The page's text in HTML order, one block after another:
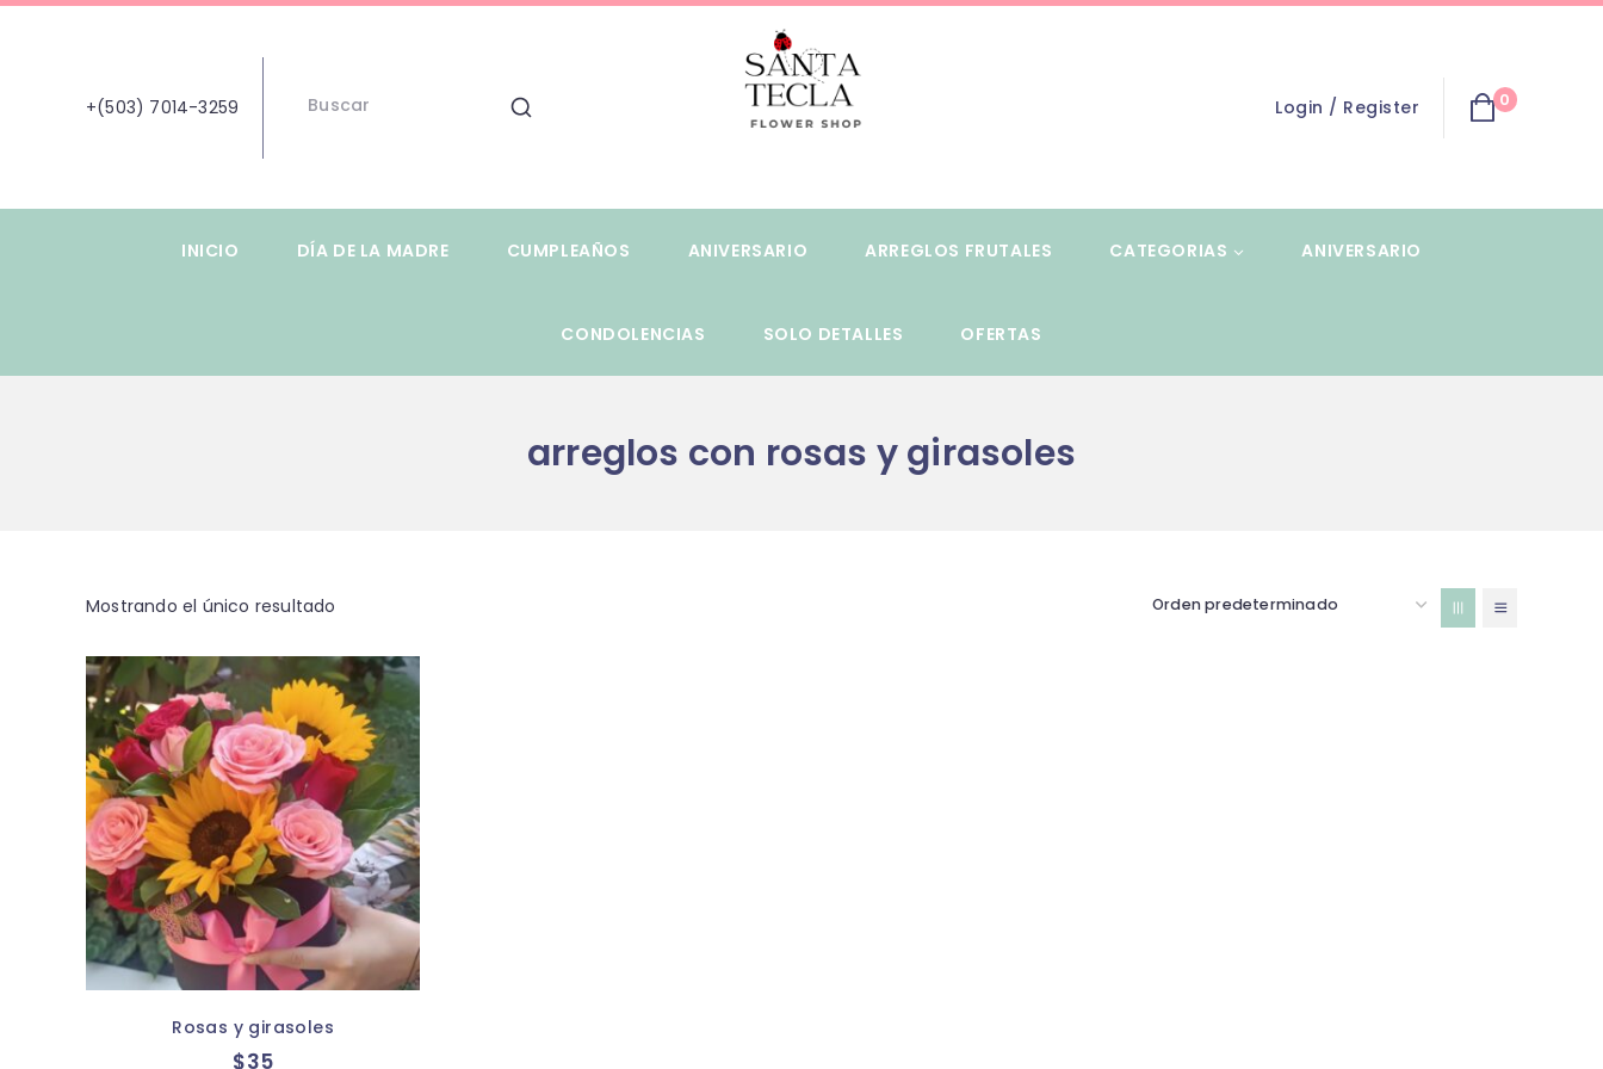
+(503) 7014-3259 Login / Register 0
INICIO DÍA DE LA MADRE CUMPLEAÑOS ANIVERSARIO ARREGLOS FRUTALES CATEGORIAS ANIVERSARIO
CONDOLENCIAS SOLO DETALLES OFERTAS
arreglos con rosas y girasoles
Mostrando el único resultado
Rosas y girasoles
$35